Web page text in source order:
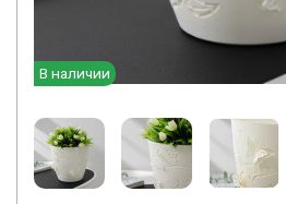
В наличии